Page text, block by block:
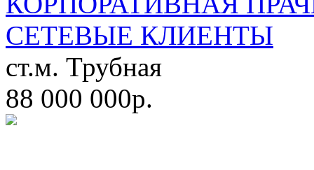
СЕТЕВЫЕ КЛИЕНТЫ
ст.м. Трубная
88 000 000р.